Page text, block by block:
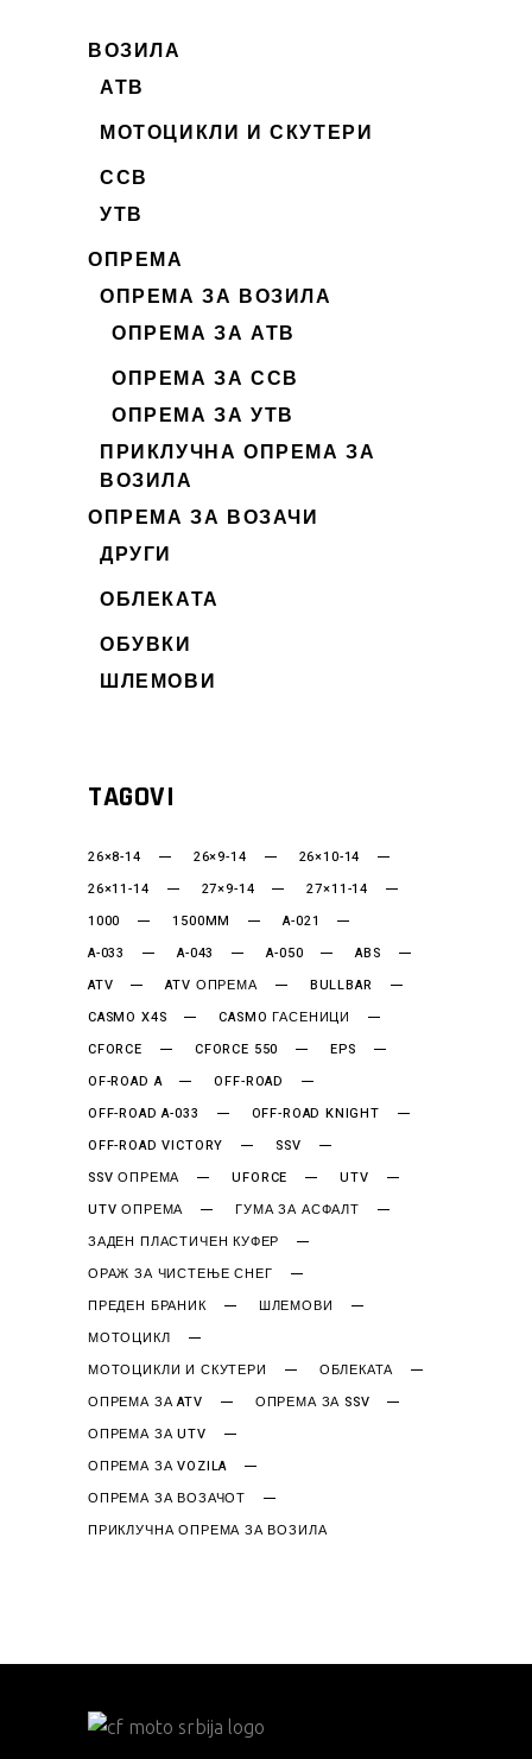
ВОЗИЛА
АТВ
МОТОЦИКЛИ И СКУТЕРИ
ССВ
УТВ
ОПРЕМА
ОПРЕМА ЗА ВОЗИЛА
ОПРЕМА ЗА АТВ
ОПРЕМА ЗА ССВ
ОПРЕМА ЗА УТВ
ПРИКЛУЧНА ОПРЕМА ЗА
ВОЗИЛА
ОПРЕМА ЗА ВОЗАЧИ
ДРУГИ
ОБЛЕКАТА
ОБУВКИ
ШЛЕМОВИ
TAGOVI
26×8-14 26×9-14
26×10-14
26×11-14
27×9-14
27×11-14
1000
1500MM
A-021
A-033
A-043 A-050
ABS
ATV
ATV ОПРЕМА
BULLBAR
CASMO X4S
CASMO ГАСЕНИЦИ
CFORCE
CFORCE 550
EPS
OF-ROAD A
OFF-ROAD
OFF-ROAD A-033
OFF-ROAD KNIGHT
OFF-ROAD VICTORY
SSV
SSV ОПРЕМА
UFORCE
UTV
UTV ОПРЕМА
ГУМА ЗА АСФАЛТ
ЗАДЕН ПЛАСТИЧЕН КУФЕР
ОРАЖ ЗА ЧИСТЕЊЕ СНЕГ
ПРЕДЕН БРАНИК
ШЛЕМОВИ
МОТОЦИКЛ
МОТОЦИКЛИ И СКУТЕРИ
ОБЛЕКАТА
ОПРЕМА ЗА ATV
ОПРЕМА ЗА SSV
ОПРЕМА ЗА UTV
ОПРЕМА ЗА VOZILA
ОПРЕМА ЗА ВОЗАЧОТ
ПРИКЛУЧНА ОПРЕМА ЗА ВОЗИЛА